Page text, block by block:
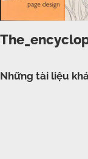
Những tài liệu